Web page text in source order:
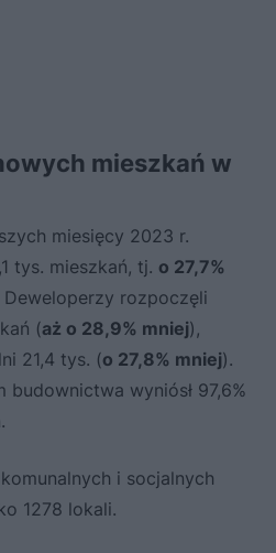
mieszkań w
miesięcy 2023 r.
tys. mieszkań, tj. o 27,7%
rozpoczęli
(aż o 28,9% mniej),
21,4 tys. (o 27,8% mniej).
budownictwa wyniósł 97,6%
i socjalnych
1278 lokali.